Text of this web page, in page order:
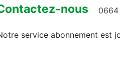
nous
service abonnement est